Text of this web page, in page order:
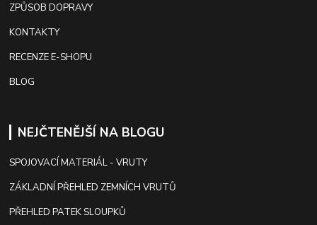
ZPŮSOB DOPRAVY
KONTAKTY
RECENZE E-SHOPU
BLOG
NEJČTENĚJŠÍ NA BLOGU
SPOJOVACÍ MATERIÁL - VRUTY
ZÁKLADNÍ PŘEHLED ZEMNÍCH VRUTŮ
PŘEHLED PATEK SLOUPKŮ